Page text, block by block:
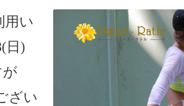
用い
日)
ざい